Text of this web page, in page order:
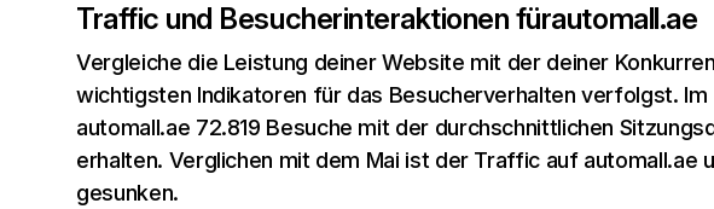
Traffic und Besucherinteraktionen fürautomall.ae
Vergleiche die Leistung deiner Website mit der deiner
wichtigsten Indikatoren für das Besucherverhalten verfolgst. Im
automall.ae 72.819 Besuche mit der durchschnittlichen
erhalten. Verglichen mit dem Mai ist der Traffic auf automall.ae
gesunken.